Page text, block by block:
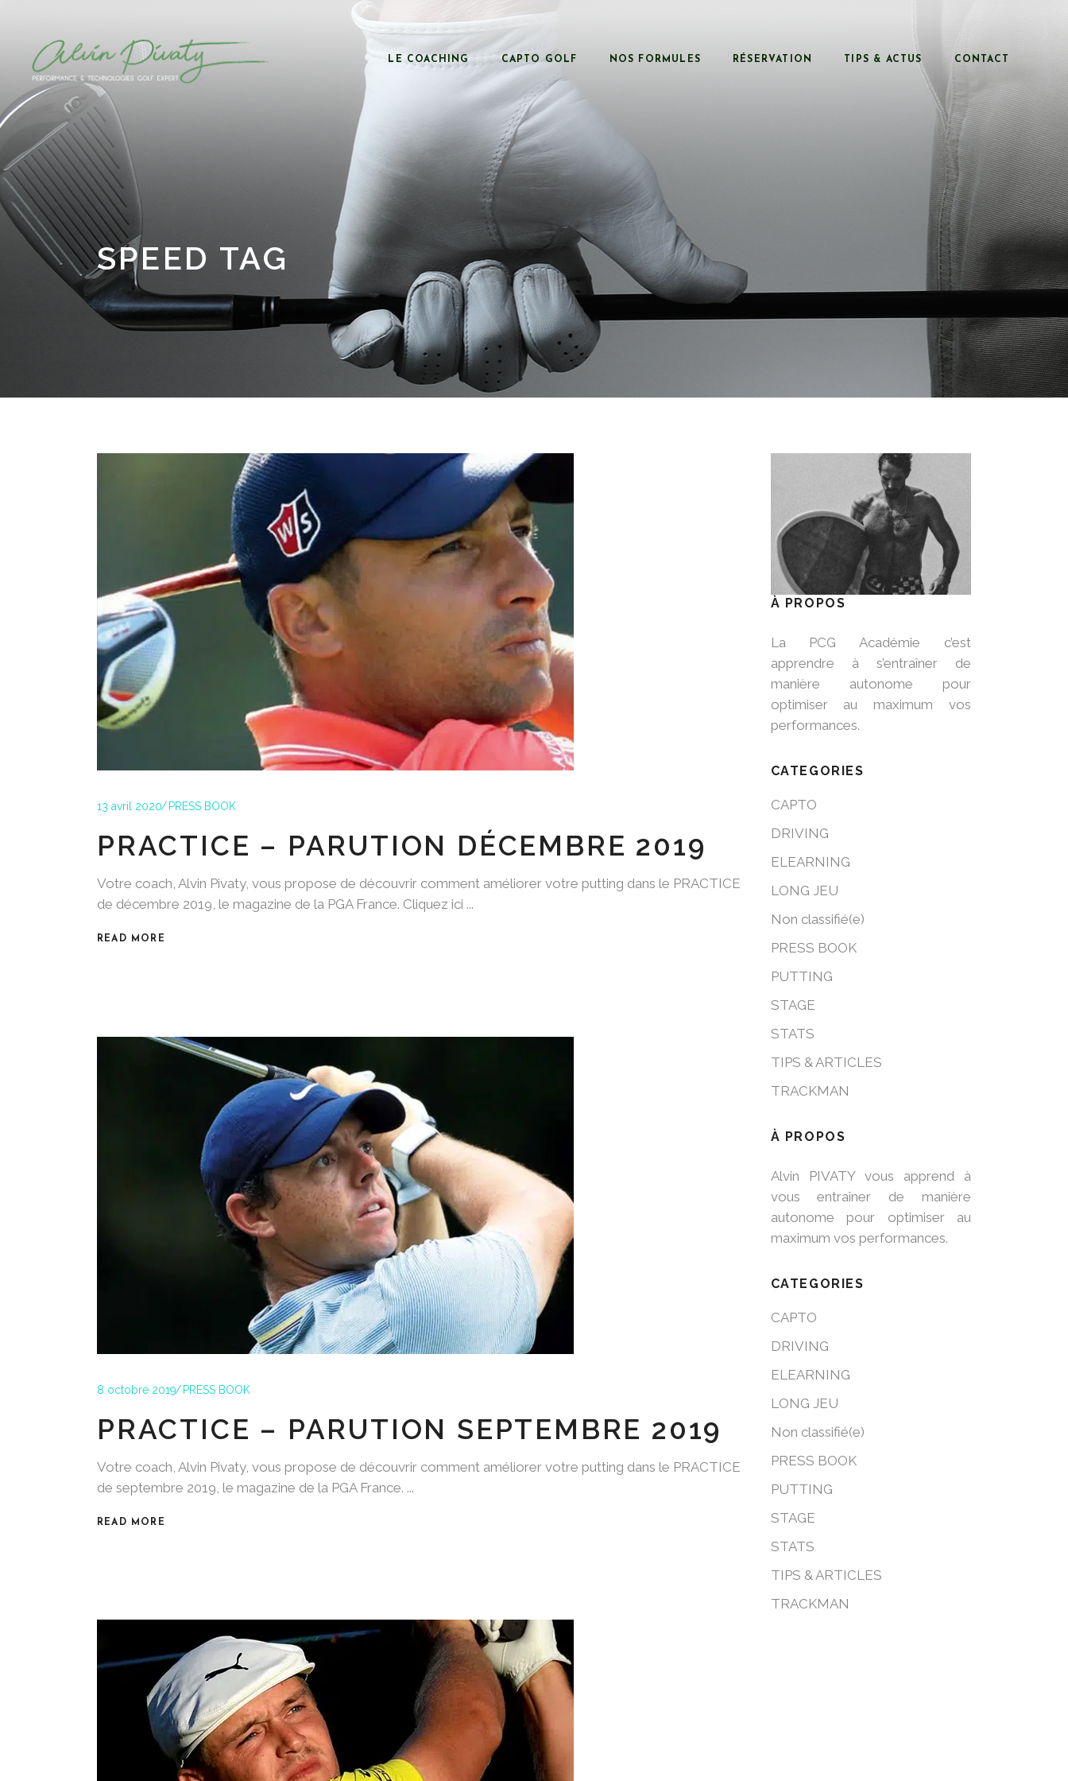
LE COACHING CAPTO GOLF NOS FORMULES RÉSERVATION TIPS & ACTUS CONTACT
SPEED TAG
13 avril 2020 PRESS BOOK
PRACTICE – PARUTION DÉCEMBRE 2019
Votre coach, Alvin Pivaty, vous propose de découvrir comment améliorer votre putting dans le PRACTICE
de décembre 2019, le magazine de la PGA France. Cliquez ici
READ MORE
8 octobre 2019 PRESS BOOK
PRACTICE – PARUTION SEPTEMBRE 2019
Votre coach, Alvin Pivaty, vous propose de découvrir comment améliorer votre putting dans le PRACTICE
de septembre 2019, le magazine de la PGA France.
READ MORE
À PROPOS
La PCG Académie c’est
apprendre à s’entraîner de
manière autonome pour
optimiser au maximum vos
performances.
CATEGORIES
CAPTO
DRIVING
ELEARNING
LONG JEU
Non classifié(e)
PRESS BOOK
PUTTING
STAGE
STATS
TIPS & ARTICLES
TRACKMAN
À PROPOS
Alvin PIVATY vous apprend à
vous entraîner de manière
autonome pour optimiser au
maximum vos performances.
CATEGORIES
CAPTO
DRIVING
ELEARNING
LONG JEU
Non classifié(e)
PRESS BOOK
PUTTING
STAGE
STATS
TIPS & ARTICLES
TRACKMAN